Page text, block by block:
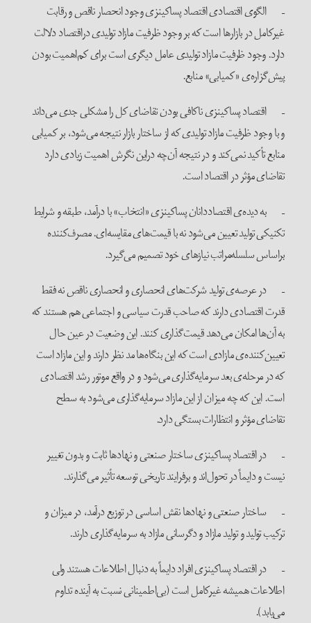
– الگوی اقتصادی اقتصاد پساکینزی وجود انحصار ناقص و رقابت
غیرکامل در بازارها است که بر وجود ظرفیت مازاد تولیدی دراقتصاد دلالت
دارد. وجود ظرفیت مازاد تولیدی عامل دیگری است برای کم‌اهمیت بودن
پیش‌گزاره‌ی «کمیابی» منابع.
– اقتصاد پساکینزی ناکافی بودن تقاضای کل را مشکلی جدی می‌داند
و با وجود ظرفیت مازاد تولیدی که از ساختار بازار نتیجه می‌شود، بر کمیابی
منابع تأکید نمی‌کند و در نتیجه آن‌چه دراین نگرش اهمیت زیادی دارد
تقاضای مؤثر در اقتصاد است.
– به دیده‌ی اقتصاددانان پساکینزی «انتخاب» با درآمد، طبقه و شرایط
تکنیکی تولید تعیین می‌شود نه با قیمت‌های مقایسه‌ای. مصرف‌کننده
براساس سلسله‌مراتب نیازهای خود تصمیم می‌گیرد.
– در عرصه‌ی تولید شرکت‌های انحصاری و انحصاری ناقص نه فقط
قدرت اقتصادی دارند که صاحب قدرت سیاسی و اجتماعی هم هستند که
به آن‌ها امکان می‌دهد قیمت‌گذاری کنند. این وضعیت در عین حال
تعیین‌کننده‌ی مازادی است که این بنگاه‌ها مد نظر دارند و این مازاد است
که در مرحله‌ی بعد سرمایه‌گذاری می‌شود و در واقع موتور رشد اقتصادی
است. این که چه میزان از این مازاد سرمایه‌گذاری می‌شود به سطح
تقاضای مؤثر و انتظارات بستگی دارد.
– در اقتصاد پساکینزی ساختار صنعتی و نهادها ثابت و بدون تغییر
نیست و دایماً در تحول‌اند و برفرایند تاریخی توسعه تأثیر می‌گذارند.
– ساختار صنعتی و نهادها نقش اساسی در توزیع درآمد، در میزان و
ترکیب تولید و تولید مازاد و دگرسانی مازاد به سرمایه‌گذاری دارند.
– در اقتصاد پساکینزی افراد دایماً به دنبال اطلاعات هستند ولی
اطلاعات همیشه غیرکامل است (بی‌اطمینانی نسبت به آینده تداوم
می‌یابد).